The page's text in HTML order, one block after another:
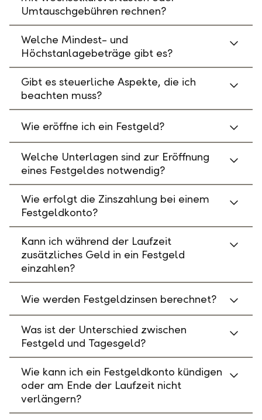
Umtauschgebühren rechnen?
Welche Mindest- und
Höchstanlagebeträge gibt es?
Gibt es steuerliche Aspekte, die ich
beachten muss?
Wie eröffne ich ein Festgeld?
Welche Unterlagen sind zur Eröffnung
eines Festgeldes notwendig?
Wie erfolgt die Zinszahlung bei einem
Festgeldkonto?
Kann ich während der Laufzeit
zusätzliches Geld in ein Festgeld
einzahlen?
Wie werden Festgeldzinsen berechnet?
Was ist der Unterschied zwischen
Festgeld und Tagesgeld?
Wie kann ich ein Festgeldkonto kündigen
oder am Ende der Laufzeit nicht
verlängern?